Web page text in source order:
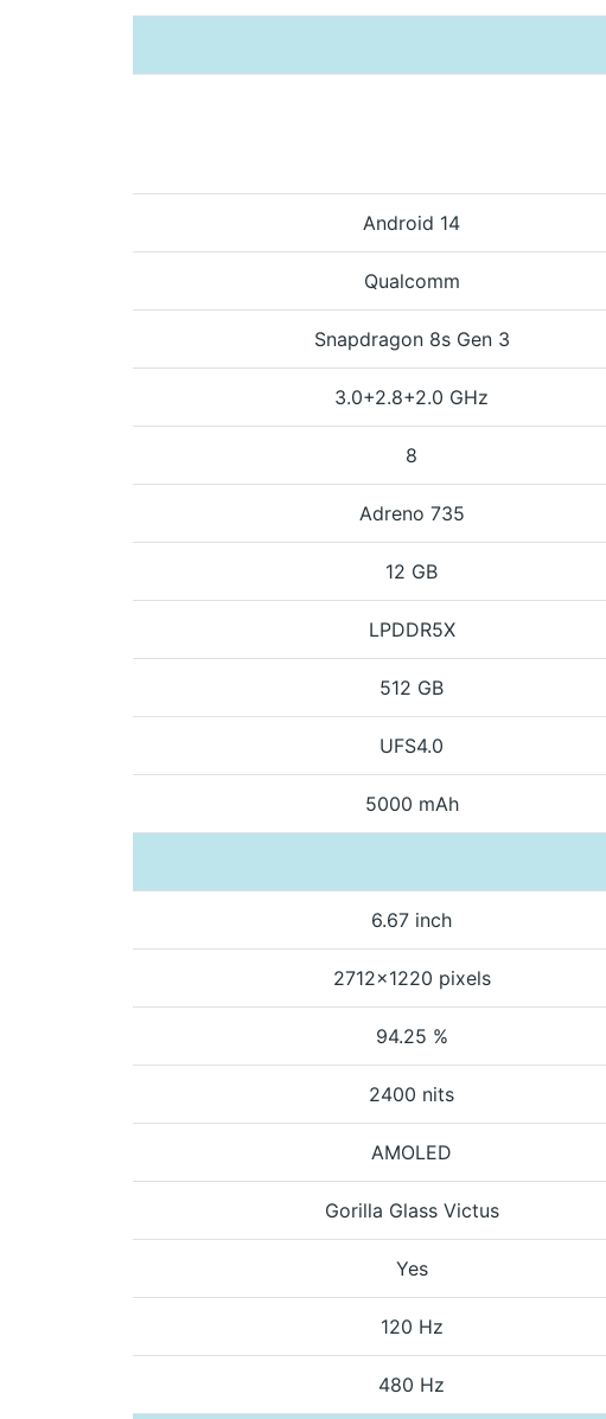
Android 14
Qualcomm
Snapdragon 8s Gen 3
3.0+2.8+2.0 GHz
8
Adreno 735
12 GB
LPDDR5X
512 GB
UFS4.0
5000 mAh
6.67 inch
2712x1220 pixels
94.25 %
2400 nits
AMOLED
Gorilla Glass Victus
Yes
120 Hz
480 Hz